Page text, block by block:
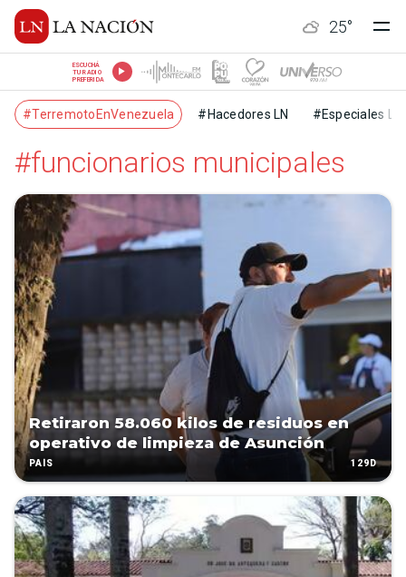
25°
ESCUCHÁ
TU RADIO
PREFERIDA
#TerremotoEnVenezuela #Hacedores LN #Especiales LN
#funcionarios municipales
Retiraron 58.060 kilos de residuos en
operativo de limpieza de Asunción
PAÍS 129D